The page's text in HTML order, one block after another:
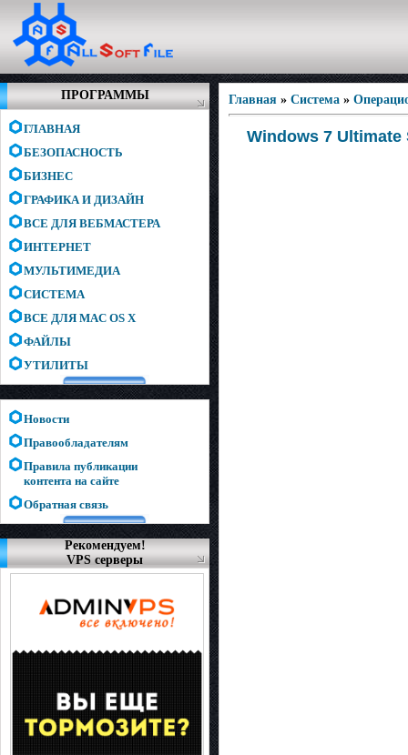
ПРОГРАММЫ
ГЛАВНАЯ
БЕЗОПАСНОСТЬ
БИЗНЕС
ГРАФИКА И ДИЗАЙН
ВСЕ ДЛЯ ВЕБМАСТЕРА
ИНТЕРНЕТ
МУЛЬТИМЕДИА
СИСТЕМА
ВСЕ ДЛЯ MAC OS X
ФАЙЛЫ
УТИЛИТЫ
Новости
Правообладателям
Правила публикации
контента на сайте
Обратная связь
Рекомендуем!
VPS серверы
Главная » Система »
Windows 7 Ultimate